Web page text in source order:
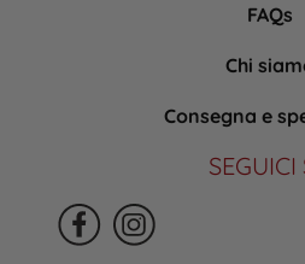
FAQs
Chi
Consegna e
SEGUICI